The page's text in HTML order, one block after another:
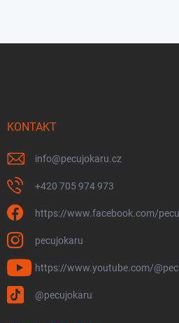
KONTAKT
info@pecujokaru.cz
+420 705 974 973
https://www.facebook.com/
pecujokaru
https://www.youtube.com/
@pecujokaru